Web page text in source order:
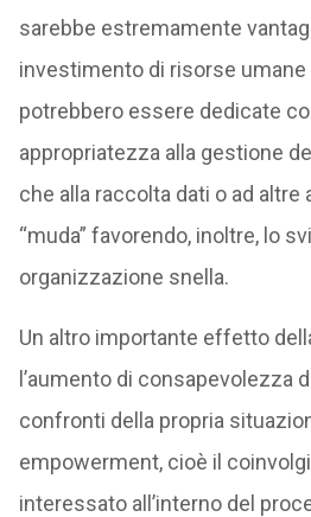
sarebbe estremamente
investimento di risorse
potrebbero essere dedicate
appropriatezza alla gestione
che alla raccolta dati o ad altre
“muda” favorendo, inoltre, lo
organizzazione snella.
Un altro importante effetto
l’aumento di consapevolezza
confronti della propria
empowerment, cioè il
interessato all’interno del